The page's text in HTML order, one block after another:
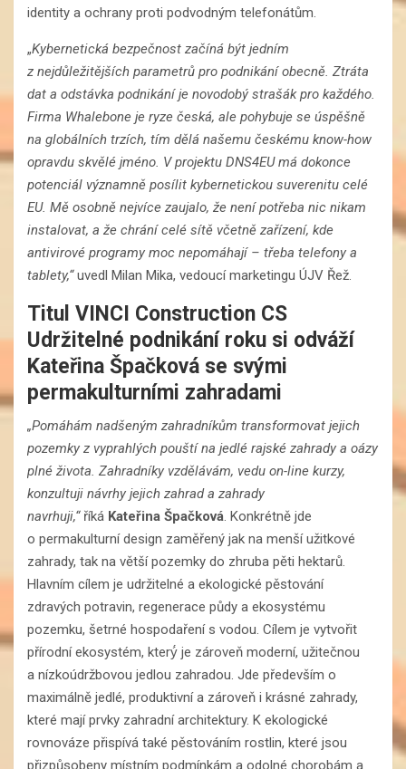
identity a ochrany proti podvodným telefonátům.
„Kybernetická bezpečnost začíná být jedním
z nejdůležitějších parametrů pro podnikání obecně. Ztráta
dat a odstávka podnikání je novodobý strašák pro každého.
Firma Whalebone je ryze česká, ale pohybuje se úspěšně
na globálních trzích, tím dělá našemu českému know-how
opravdu skvělé jméno. V projektu DNS4EU má dokonce
potenciál významně posílit kybernetickou suverenitu celé
EU. Mě osobně nejvíce zaujalo, že není potřeba nic nikam
instalovat, a že chrání celé sítě včetně zařízení, kde
antivirové programy moc nepomáhají – třeba telefony a
tablety,“uvedl Milan Mika, vedoucí marketingu ÚJV Řež.
Titul VINCI Construction CS
Udržitelné podnikání roku si odváží
Kateřina Špačková se svými
permakulturními zahradami
„Pomáhám nadšeným zahradníkům transformovat jejich
pozemky z vyprahlých pouští na jedlé rajské zahrady a oázy
plné života. Zahradníky vzdělávám, vedu on-line kurzy,
konzultuji návrhy jejich zahrad a zahrady
navrhuji,“říká Kateřina Špačková. Konkrétně jde
o permakulturní design zaměřený jak na menší užitkové
zahrady, tak na větší pozemky do zhruba pěti hektarů.
Hlavním cílem je udržitelné a ekologické pěstování
zdravých potravin, regenerace půdy a ekosystému
pozemku, šetrné hospodaření s vodou. Cílem je vytvořit
přírodní ekosystém, který́ je zároveň moderní, užitečnou
a nízkoúdržbovou jedlou zahradou. Jde především o
maximálně jedlé, produktivní a zároveň i krásné zahrady,
které mají prvky zahradní architektury. K ekologické
rovnováze přispívá také pěstováním rostlin, které jsou
přizpůsobeny místním podmínkám a odolné chorobám a